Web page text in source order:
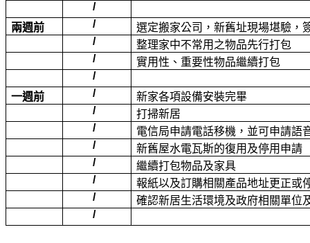
/
兩週前
/
選定搬家公司，新舊址現場堪驗，
/
整理家中不常用之物品先行打包
/
實用性、重要性物品繼續打包
/
一週前
/
新家各項設備安裝完畢
/
打掃新居
/
電信局申請電話移機，並可申請語
/
新舊屋水電瓦斯的復用及停用申請
/
繼續打包物品及家具
/
報紙以及訂購相關產品地址更正或
/
確認新居生活環境及政府相關單位
/